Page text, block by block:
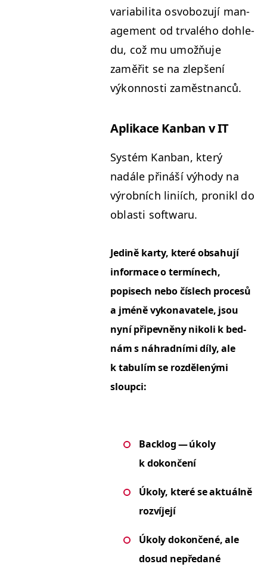
vari­abili­ta osvobozu­jí man­
age­ment od trvalého dohle­
du, což mu umožňu­je
zaměřit se na zlepšení
výkon­nos­ti zaměstnanců.
Aplikace Kan­ban vIT
Sys­tém Kan­ban, který
nadále přináší výhody na
výrob­ních lin­iích, pronikl do
oblasti softwaru.
Jed­ině kar­ty, které obsahu­jí
infor­ma­ce o ter­mínech,
popisech nebo číslech pro­cesů
a jméně vykon­a­vatele, jsou
nyní připevněny nikoli k bed­
nám s náhrad­ní­mi díly, ale
k tab­ulím se rozdělený­mi
sloupci:
Back­log — úkoly
k dokončení
Úkoly, které se aktuál­ně
rozvíjejí
Úkoly dokončené, ale
dosud nepředané